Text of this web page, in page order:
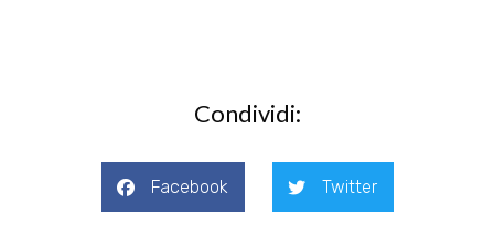
Condividi:
Facebook Twitter